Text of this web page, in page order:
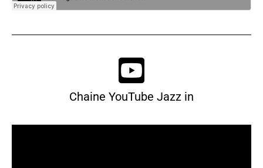
Chaine YouTube Jazz in